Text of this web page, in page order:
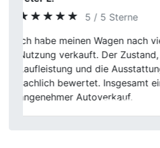
5 / 5 Sterne
Was mir wichtig war: kein
das hab ich bei Fischer
bekommen. Bewertung
angenehm.
Previous